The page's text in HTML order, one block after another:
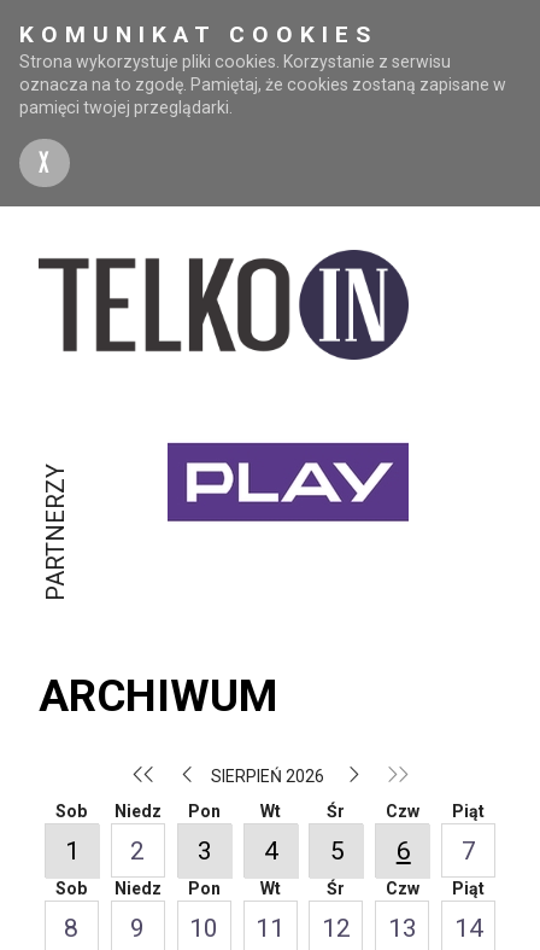
KOMUNIKAT COOKIES
Strona wykorzystuje pliki cookies. Korzystanie z serwisu
oznacza na to zgodę. Pamiętaj, że cookies zostaną zapisane w
pamięci twojej przeglądarki.
X
PARTNERZY
ARCHIWUM
SIERPIEŃ 2026
Sob
1
Niedz
2
Pon
3
Wt
4
Śr
5
Czw
6
Piąt
7
Sob
8
Niedz
9
Pon
10
Wt
11
Śr
12
Czw
13
Piąt
14